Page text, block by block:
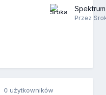
Przez
0 użytkowników